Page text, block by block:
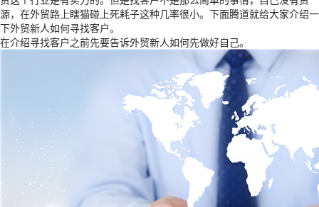
源，在外贸路上瞎猫碰上死耗子这种几率很小。下面腾道就给大家介绍一
下外贸新人如何寻找客户。
在介绍寻找客户之前先要告诉外贸新人如何先做好自己。